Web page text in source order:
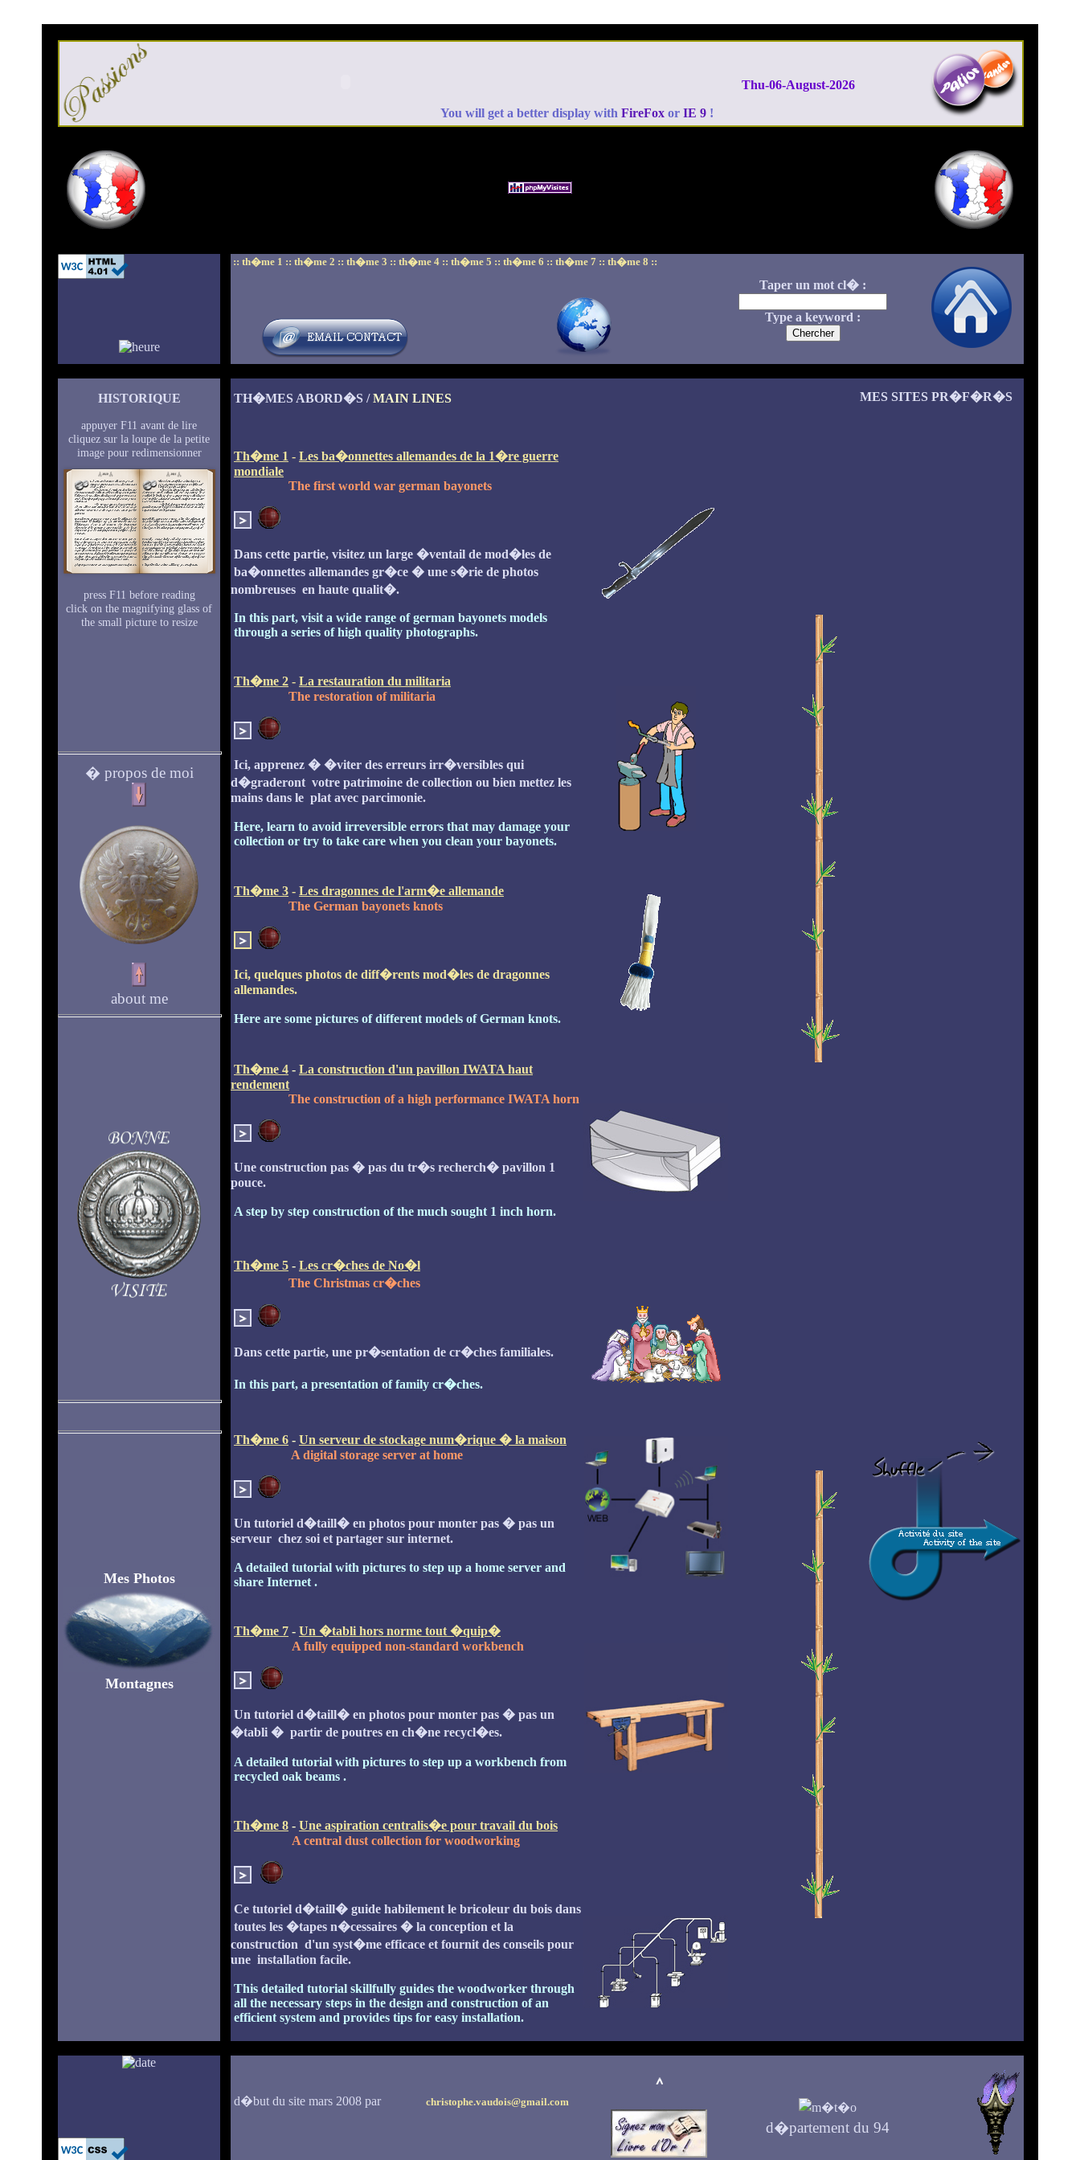
Thu-06-August-2026
You will get a better display with FireFoxorIE 9!
:: th�me 1 :: th�me 2 :: th�me 3 :: th�me 4 :: th�me 5 :: th�me 6 :: th�me 7 :: th�me 8 ::
Taper un mot cl� :
Type a keyword :
HISTORIQUE
appuyer F11 avant de lire
cliquez sur la loupe de la petite
image pour redimensionner
press F11 before reading
click on the magnifying glass of
the small picture to resize
� propos de moi
about me
Mes Photos
Montagnes
TH�MES ABORD�S /MAIN LINES
Th�me 1 - Les ba�onnettes allemandes de la 1�re guerre
mondiale
The first world war german bayonets
Dans cette partie, visitez un large �ventail de mod�les de
ba�onnettes allemandes gr�ce � une s�rie de photos
nombreuses en haute qualit�.
In this part, visit a wide range of german bayonets models
through a series of high quality photographs.
Th�me 2 - La restauration du militaria
The restoration of militaria
Ici, apprenez � �viter des erreurs irr�versibles qui
d�graderont votre patrimoine de collection ou bien mettez les
mains dans le plat avec parcimonie.
Here, learn to avoid irreversible errors that may damage your
collection or try to take care when you clean your bayonets.
Th�me 3 - Les dragonnes de l'arm�e allemande
The German bayonets knots
Ici, quelques photos de diff�rents mod�les de dragonnes
allemandes.
Here are some pictures of different models of German knots.
Th�me 4 - La construction d'un pavillon IWATA haut
rendement
The construction of a high performance IWATA horn
Une construction pas � pas du tr�s recherch� pavillon 1
pouce.
A step by step construction of the much sought 1 inch horn.
Th�me 5 - Les cr�ches de No�l
The Christmas cr�ches
Dans cette partie, une pr�sentation de cr�ches familiales.
In this part, a presentation of family cr�ches.
Th�me 6 - Un serveur de stockage num�rique � la maison
A digital storage server at home
Un tutoriel d�taill� en photos pour monter pas � pas un
serveur chez soi et partager sur internet.
A detailed tutorial with pictures to step up a home server and
share Internet .
Th�me 7 - Un �tabli hors norme tout �quip�
A fully equipped non-standard workbench
Un tutoriel d�taill� en photos pour monter pas � pas un
�tabli � partir de poutres en ch�ne recycl�es.
A detailed tutorial with pictures to step up a workbench from
recycled oak beams .
Th�me 8 - Une aspiration centralis�e pour travail du bois
A central dust collection for woodworking
Ce tutoriel d�taill� guide habilement le bricoleur du bois dans
toutes les �tapes n�cessaires � la conception et la
construction d'un syst�me efficace et fournit des conseils pour
une installation facile.
This detailed tutorial skillfully guides the woodworker through
all the necessary steps in the design and construction of an
efficient system and provides tips for easy installation.
MES SITES PR�F�R�S
d�but du site mars 2008 par christophe.vaudois@gmail.com
d�partement du 94